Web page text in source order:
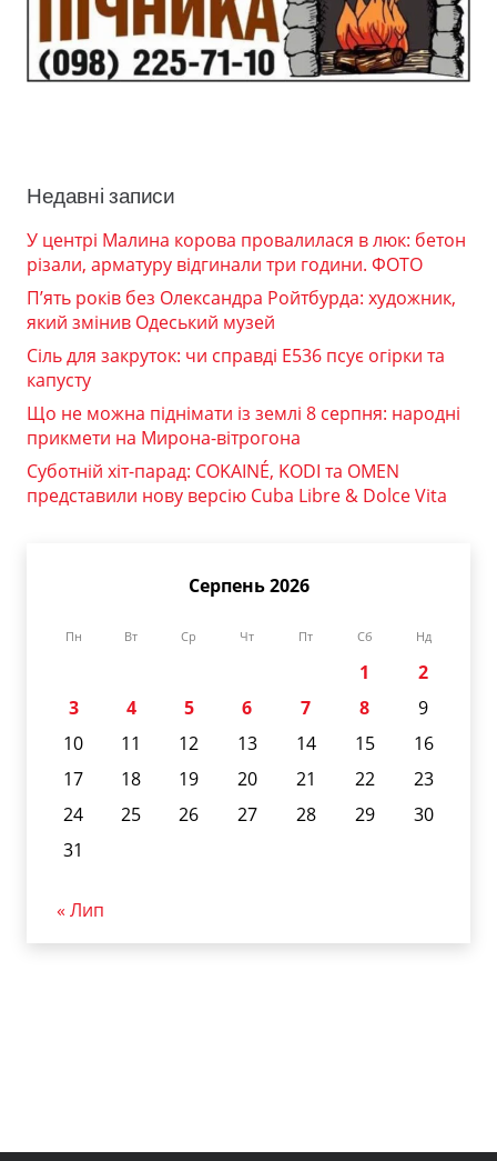
Недавні записи
У центрі Малина корова провалилася в люк: бетон
різали, арматуру відгинали три години. ФОТО
П’ять років без Олександра Ройтбурда: художник,
який змінив Одеський музей
Сіль для закруток: чи справді Е536 псує огірки та
капусту
Що не можна піднімати із землі 8 серпня: народні
прикмети на Мирона-вітрогона
Суботній хіт-парад: COKAINÉ, KODI та OMEN
представили нову версію Cuba Libre & Dolce Vita
Серпень 2026
Пн Вт Ср Чт Пт Сб Нд
1
2
3
4 5 6 7 8
9
10
11 12 13 14 15
16
17
18 19 20 21 22
23
24
25 26 27 28 29
30
31
« Лип